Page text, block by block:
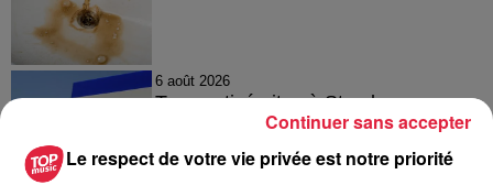
6 août 2026
Tags antisémites à Strasbourg :
Catherine Trautmann réagit
Le respect de votre vie privée est notre priorité
Continuer sans accepter